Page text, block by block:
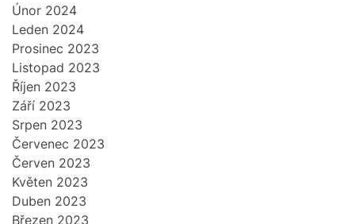
Únor 2024
Leden 2024
Prosinec 2023
Listopad 2023
Říjen 2023
Září 2023
Srpen 2023
Červenec 2023
Červen 2023
Květen 2023
Duben 2023
Březen 2023